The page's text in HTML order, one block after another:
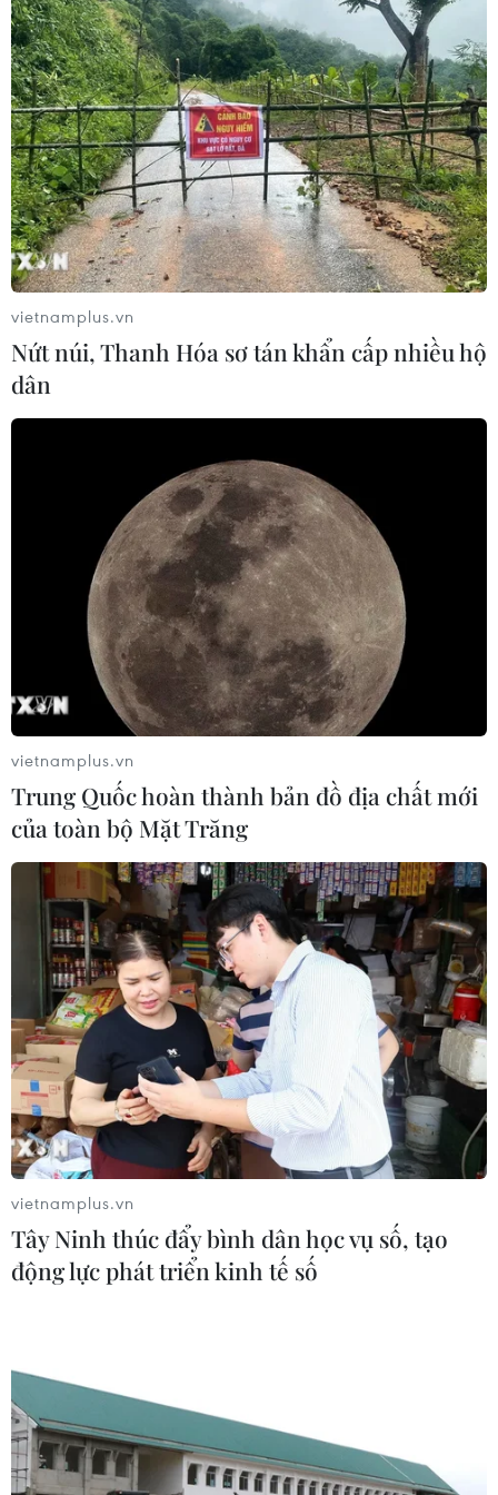
TIN CÙNG CHUYÊN MỤC
vietnamplus.vn
Nứt núi, Thanh Hóa sơ tán khẩn cấp nhiều hộ
dân
vietnamplus.vn
Trung Quốc hoàn thành bản đồ địa chất mới
của toàn bộ Mặt Trăng
vietnamplus.vn
Tây Ninh thúc đẩy bình dân học vụ số, tạo
động lực phát triển kinh tế số